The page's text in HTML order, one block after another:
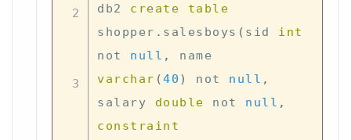
db2 create
table
shopper . salesboys ( sid int
not
null ,
varchar (40 ) not null ,
salary double not null ,
constraint